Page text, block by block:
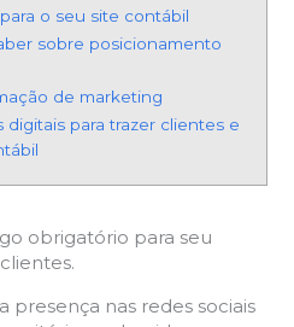
o seu site contábil
sobre posicionamento
de marketing
digitais para trazer clientes e
obrigatório para seu
presença nas redes sociais